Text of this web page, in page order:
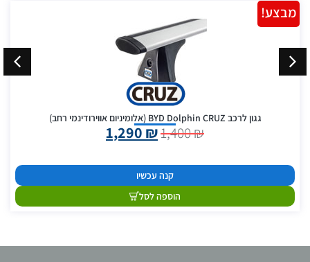
גגון לרכב BYD Dolphin CRUZ (אלומיניום אווירודינמי רחב)
1,400₪
1,290 ₪
קנה עכשיו
הוספה לסל
מבצע!